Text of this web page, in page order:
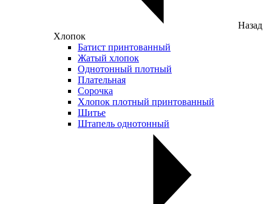
Назад
Хлопок
Батист принтованный
Жатый хлопок
Однотонный плотный
Плательная
Сорочка
Хлопок плотный принтованный
Шитье
Штапель однотонный